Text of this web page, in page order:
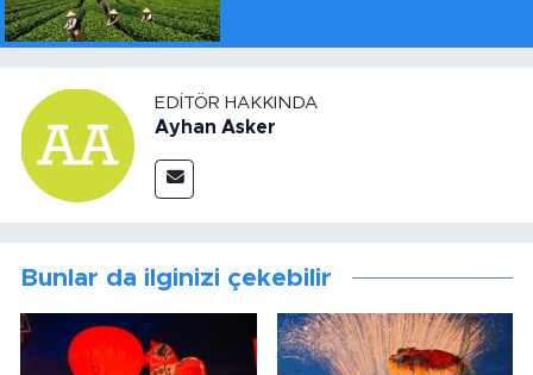
EDITÖR HAKKINDA
Ayhan Asker
Bunlar da ilginizi çekebilir